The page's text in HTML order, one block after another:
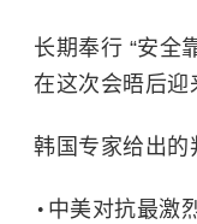
长期奉行 “安全
在这次会晤后迎
韩国专家给出的
中美对抗最激